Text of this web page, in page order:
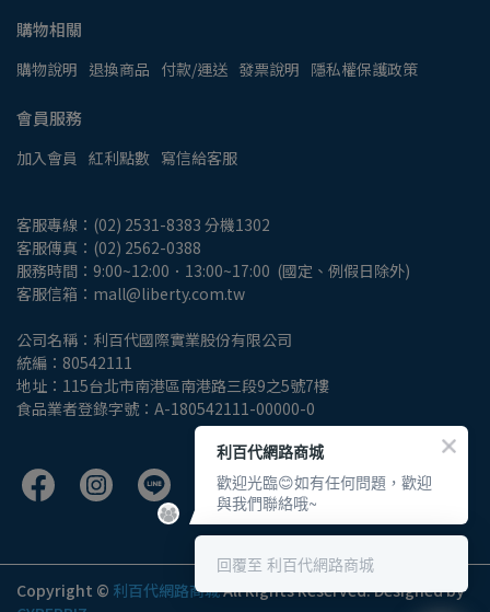
購物相關
購物說明 退換商品 付款/運送 發票說明 隱私權保護政策
會員服務
加入會員 紅利點數 寫信給客服
客服專線：(02) 2531-8383 分機1302
客服傳真：(02) 2562-0388
服務時間：9:00~12:00．13:00~17:00  (國定、例假日除外)
客服信箱：mall@liberty.com.tw
公司名稱：利百代國際實業股份有限公司
統編：80542111
地址：115台北市南港區南港路三段9之5號7樓
食品業者登錄字號：A-180542111-00000-0
Copyright © 利百代網路商城All Rights Reserved.Designed by
利百代網路商城
歡迎光臨😊如有任何問題，歡迎
與我們聯絡哦~
回覆至 利百代網路商城